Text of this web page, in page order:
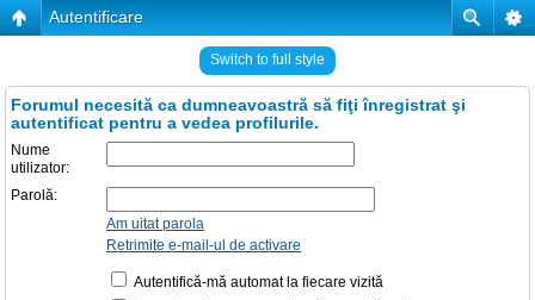
Autentificare
Switch to full style
Forumul necesită ca dumneavoastră să fiţi înregistrat şi
autentificat pentru a vedea profilurile.
Nume
utilizator:
Parolă:
Am uitat parola
Retrimite e-mail-ul de activare
Autentifică-mă automat la fiecare vizită